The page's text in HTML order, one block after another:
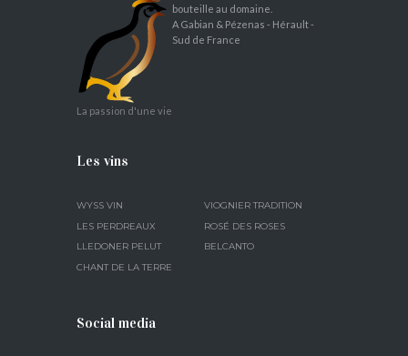
La passion d'une vie
bouteille au domaine.
A Gabian & Pézenas - Hérault -
Sud de France
Les vins
WYSS VIN
VIOGNIER TRADITION
LES PERDREAUX
ROSÉ DES ROSES
LLEDONER PELUT
BELCANTO
CHANT DE LA TERRE
Social media